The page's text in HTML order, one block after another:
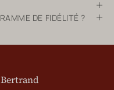
DE FIDÉLITÉ ?